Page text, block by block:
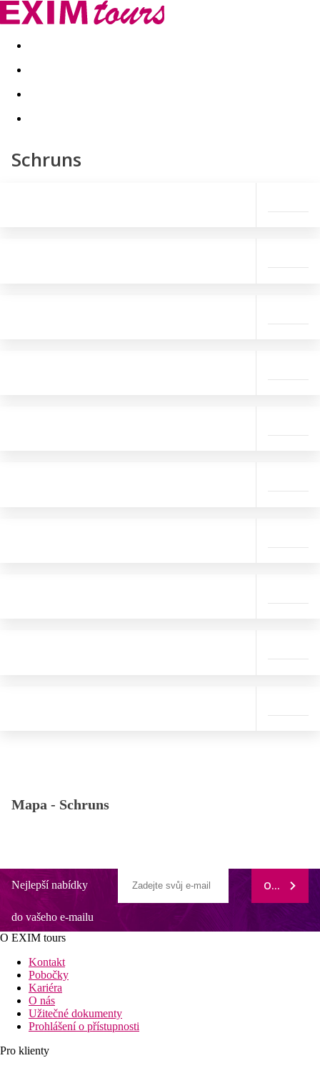
Akční nabídky Last minute
Schruns
Mapa - Schruns
Nejlepší nabídky
do vašeho e-mailu
ODEBÍRAT
O EXIM tours
Kontakt
Pobočky
Kariéra
O nás
Užitečné dokumenty
Prohlášení o přístupnosti
Pro klienty